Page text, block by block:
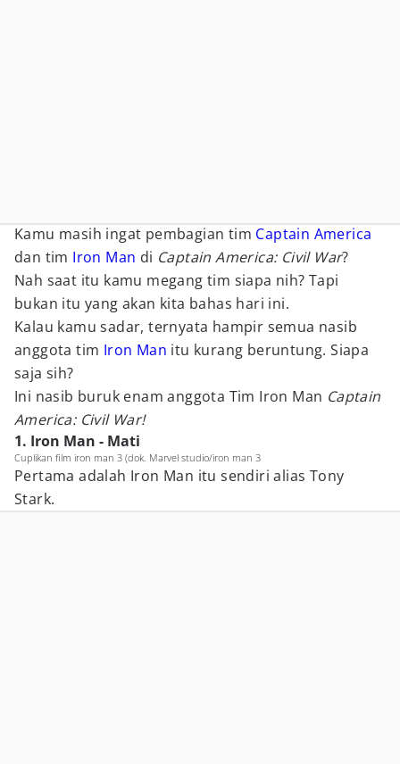
Kamu masih ingat pembagian tim Captain America
dan tim Iron Man di Captain America: Civil War?
Nah saat itu kamu megang tim siapa nih? Tapi
bukan itu yang akan kita bahas hari ini.
Kalau kamu sadar, ternyata hampir semua nasib
anggota tim Iron Man itu kurang beruntung. Siapa
saja sih?
Ini nasib buruk enam anggota Tim Iron Man Captain
America: Civil War!
1. Iron Man - Mati
Cuplikan film iron man 3 (dok. Marvel studio/iron man 3
Pertama adalah Iron Man itu sendiri alias Tony
Stark.